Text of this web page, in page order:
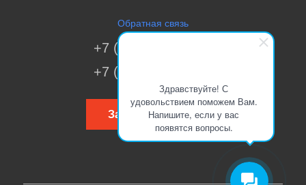
Здравствуйте! С
удовольствием поможем Вам.
Напишите, если у вас
появятся вопросы.
Обратная связь
+7 (473) 269-41-51
+7 (473) 200-70-00
Заказать звонок